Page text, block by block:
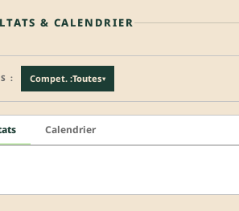
& CALENDRIER
: Compet. :Toutes▾
Calendrier